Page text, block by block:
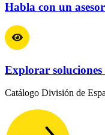
Habla con un
Explorar
Catálogo División de